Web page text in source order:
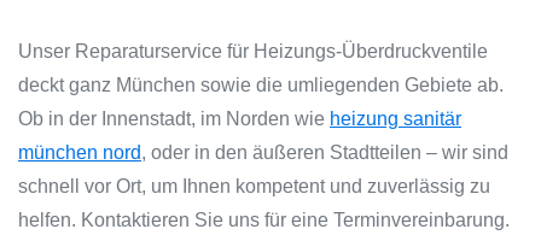
Unser Reparaturservice für Heizungs-Überdruckventile
deckt ganz München sowie die umliegenden Gebiete ab.
Ob in der Innenstadt, im Norden wie heizung sanitär
münchen nord, oder in den äußeren Stadtteilen – wir sind
schnell vor Ort, um Ihnen kompetent und zuverlässig zu
helfen. Kontaktieren Sie uns für eine Terminvereinbarung.